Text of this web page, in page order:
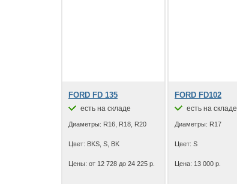
FORD FD 135
есть на складе
Диаметры: R16, R18, R20
Цвет: BKS, S, BK
Цены: от 12 728 до 24 225 р.
FORD FD102
есть на складе
Диаметры: R17
Цвет: S
Цена: 13 000 р.